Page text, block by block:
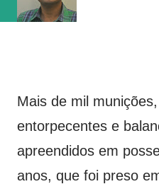
(obteve 51 class...
Mais de mil
entorpecentes e
apreendidos em
anos, que foi preso